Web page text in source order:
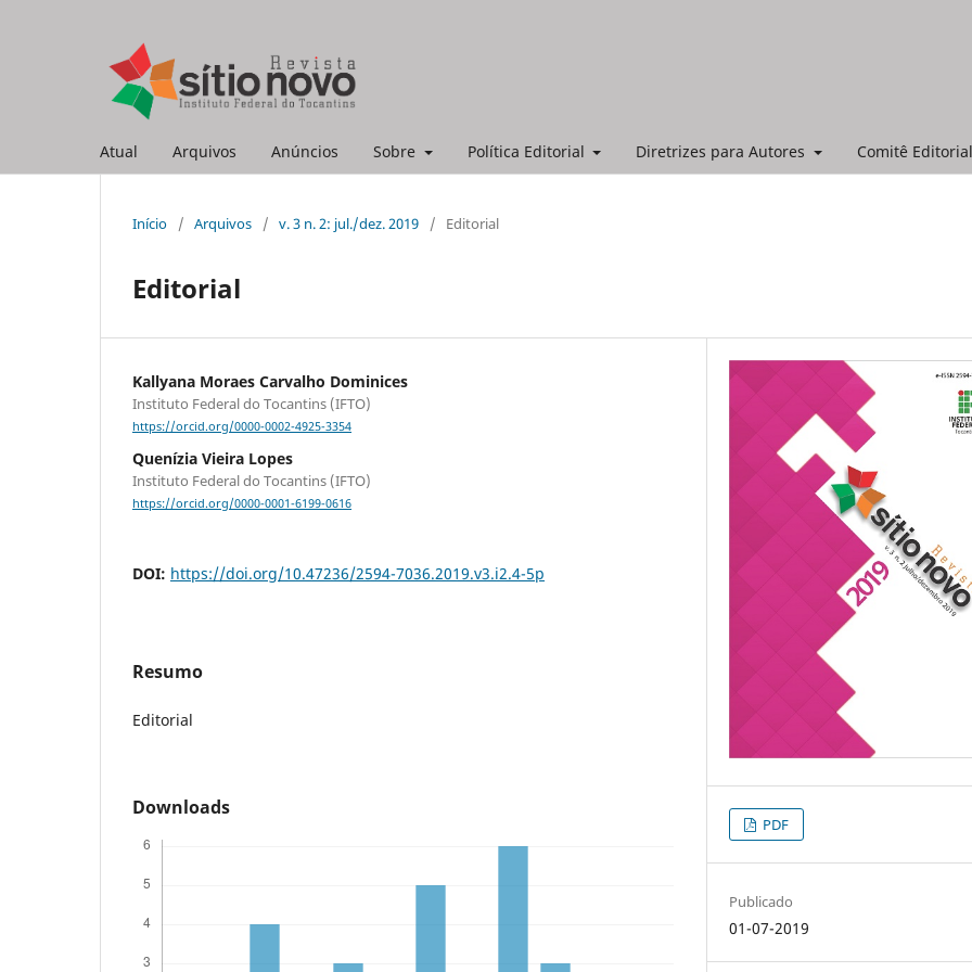
Atual Arquivos Anúncios Sobre Política Editorial Diretrizes para Autores Comitê
Início / Arquivos / v. 3 n. 2: jul./dez. 2019 / Editorial
Editorial
Kallyana Moraes Carvalho Dominices
Instituto Federal do Tocantins (IFTO)
https://orcid.org/0000-0002-4925-3354
Quenízia Vieira Lopes
Instituto Federal do Tocantins (IFTO)
https://orcid.org/0000-0001-6199-0616
DOI: https://doi.org/10.47236/2594-7036.2019.v3.i2.4-5p
Resumo
Editorial
Downloads
PDF
Publicado
01-07-2019